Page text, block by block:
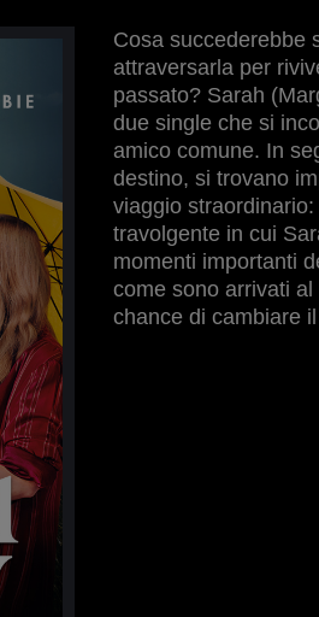
Cosa succederebbe
attraversarla per
passato? Sarah
due single che si
amico comune. In
destino, si trovano
viaggio
travolgente in cui
momenti importanti
come sono arrivati
chance di cambiare